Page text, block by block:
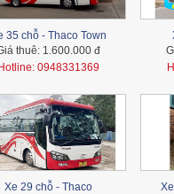
35 chỗ - Thaco Town
thuê: 1.600.000 đ
Hotline: 0948331369
Xe 29 chỗ - Thaco